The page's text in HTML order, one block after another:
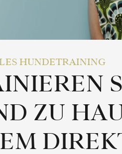
HUNDETRAINING
ZU